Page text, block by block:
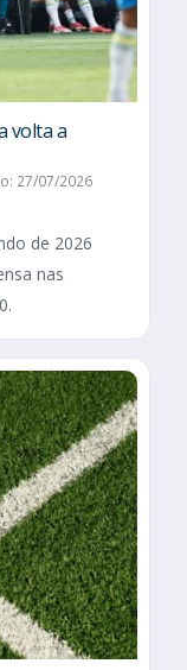
volta a
27/07/2026
de 2026
nas